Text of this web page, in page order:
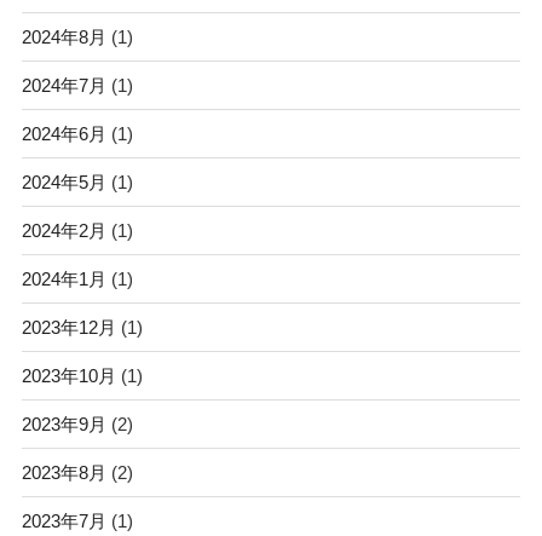
2024年8月 (1)
2024年7月 (1)
2024年6月 (1)
2024年5月 (1)
2024年2月 (1)
2024年1月 (1)
2023年12月 (1)
2023年10月 (1)
2023年9月 (2)
2023年8月 (2)
2023年7月 (1)